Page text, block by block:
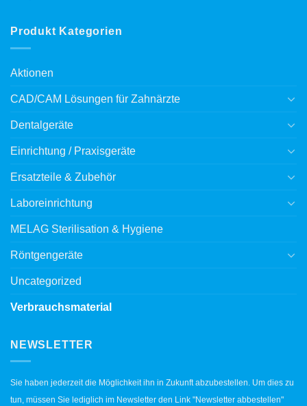
Produkt Kategorien
Aktionen
CAD/CAM Lösungen für Zahnärzte
Dentalgeräte
Einrichtung / Praxisgeräte
Ersatzteile & Zubehör
Laboreinrichtung
MELAG Sterilisation & Hygiene
Röntgengeräte
Uncategorized
Verbrauchsmaterial
NEWSLETTER
Sie haben jederzeit die Möglichkeit ihn in Zukunft abzubestellen. Um dies zu
tun, müssen Sie lediglich im Newsletter den Link "Newsletter abbestellen"